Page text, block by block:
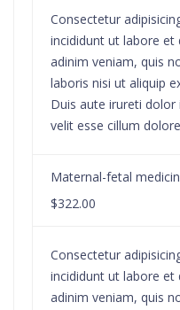
Consectetur
incididunt ut labore et
adinim veniam, quis
laboris nisi ut aliquip
Duis aute irureti
velit esse cillum
Maternal-fetal
$322.00
Consectetur
incididunt ut labore et
adinim veniam, quis